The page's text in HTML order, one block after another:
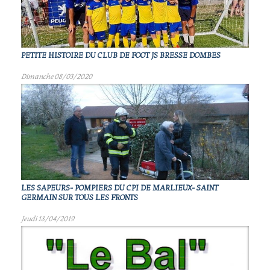
PETITE HISTOIRE DU CLUB DE FOOT JS BRESSE DOMBES
Dimanche 08/03/2020
LES SAPEURS- POMPIERS DU CPI DE MARLIEUX- SAINT
GERMAIN SUR TOUS LES FRONTS
Jeudi 18/04/2019